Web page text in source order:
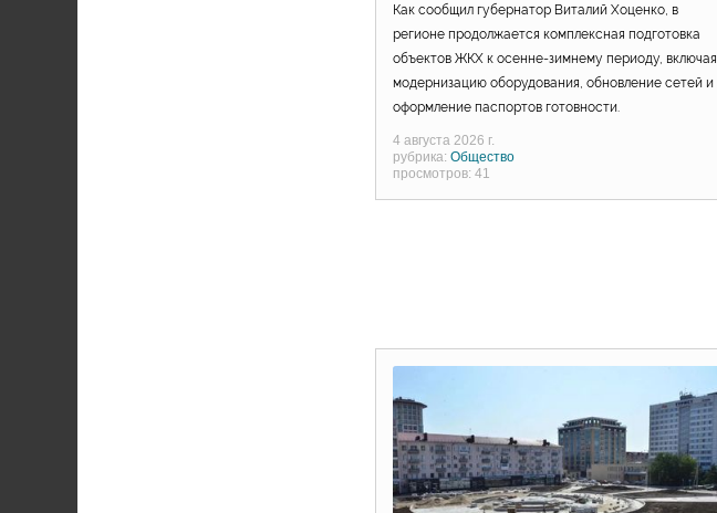
Как сообщил губернатор Виталий Хоценко, в
регионе продолжается комплексная подготовка
объектов ЖКХ к осенне-зимнему периоду, включая
модернизацию оборудования, обновление сетей и
оформление паспортов готовности.
4 августа 2026 г.
рубрика: Общество
просмотров: 41